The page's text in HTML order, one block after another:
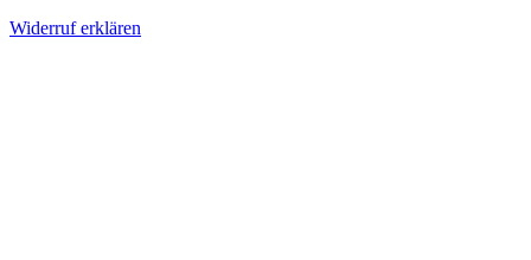
Widerruf erklären